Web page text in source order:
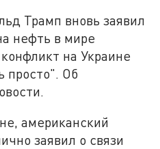
Трамп вновь заявил
нефть в мире
на Украине
просто". Об
американский
заявил о связи